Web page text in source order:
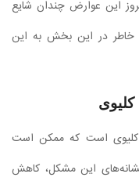
این عوارض چندان شایع
خاطر در این بخش به این
کلیوی است که ممکن است
این مشکل، کاهش